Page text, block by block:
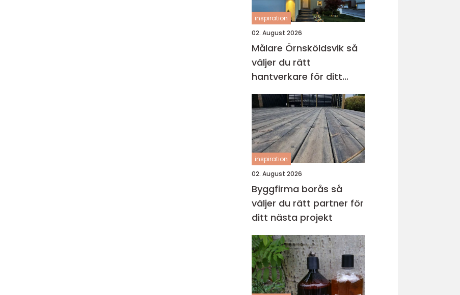
inspiration
02. August 2026
Målare Örnsköldsvik så
väljer du rätt
hantverkare för ditt
projekt
inspiration
02. August 2026
Byggfirma borås så
väljer du rätt partner för
ditt nästa projekt